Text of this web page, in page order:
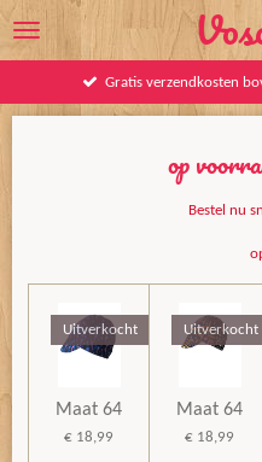
Ga
de
Gratis verzendkosten
op
Bestel nu
Uitverkocht
Maat 64
€ 18,99
Uitverkocht
Maat 64
€ 18,99